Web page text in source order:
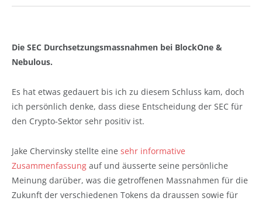
Die SEC Durchsetzungsmassnahmen bei BlockOne &
Nebulous.
Es hat etwas gedauert bis ich zu diesem Schluss kam, doch
ich persönlich denke, dass diese Entscheidung der SEC für
den Crypto-Sektor sehr positiv ist.
Jake Chervinsky stellte eine sehr informative
Zusammenfassung auf und äusserte seine persönliche
Meinung darüber, was die getroffenen Massnahmen für die
Zukunft der verschiedenen Tokens da draussen sowie für